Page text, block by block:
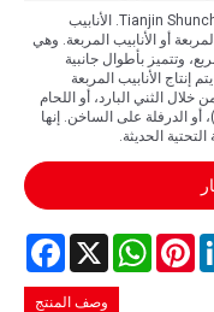
كمصنع محترف، تنتج شركة Tianjin Shunchun Industrial Co., Ltd. الأنابيب
أو الأنابيب المربعة. وهي
وتتميز بأطوال جانبية
تبلغ 90 درجة. عادةً ما يتم إنتاج الأنابيب المربعة
خلال الثني البارد، أو اللحام
الدرفلة على الساخن. إنها
الحديثة.
Facebook X
WhatsAppPinterest
وصف المنتج